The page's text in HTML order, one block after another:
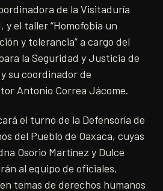
de la Visitaduría
y el taller “Homofobia un
y tolerancia” a cargo del
la Seguridad y Justicia de
su coordinador de
Antonio Correa Jácome.
el turno de la Defensoría de
del Pueblo de Oaxaca, cuyas
Osorio Martínez y Dulce
al equipo de oficiales,
temas de derechos humanos